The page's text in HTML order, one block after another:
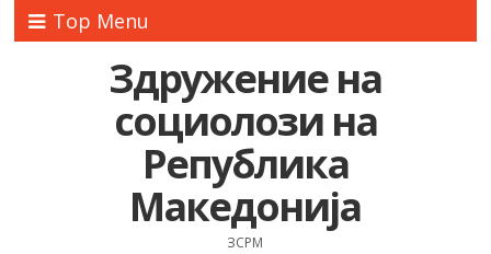
Top Menu
Здружение на
социолози на
Република
Македонија
ЗСРМ